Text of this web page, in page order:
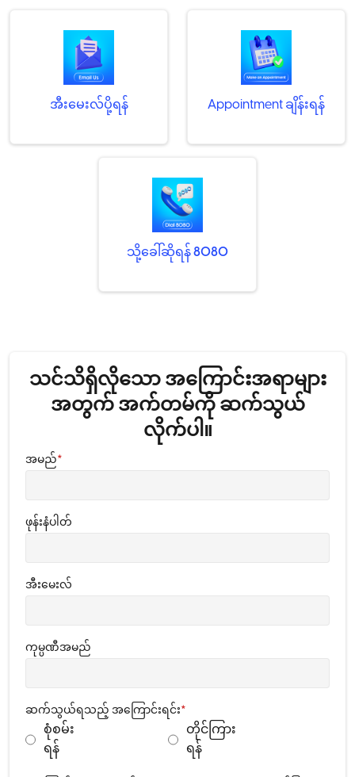
အီးမေးလ်ပို့ရန် Appointment ချိန်းရန်
သို့ခေါ်ဆိုရန်8080
သင်သိရှိလိုသော အကြောင်းအရာများ
အတွက် အက်တမ်ကို ဆက်သွယ်
လိုက်ပါ။
အမည်*
ဖုန်းနံပါတ်
အီးမေးလ်
ကုမ္ပဏီအမည်
ဆက်သွယ်ရသည့် အကြောင်းရင်း*
စုံစမ်း
ရန်
တိုင်ကြား
ရန်